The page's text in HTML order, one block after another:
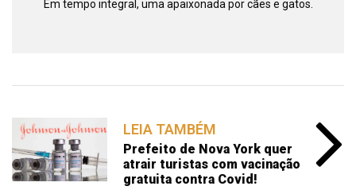
Em tempo integral, uma apaixonada por cães e gatos.
LEIA TAMBÉM
Prefeito de Nova York quer
atrair turistas com vacinação
gratuita contra Covid!